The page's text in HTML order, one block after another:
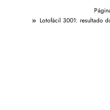
Lotofácil 3001: resultado